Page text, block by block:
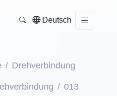
Deutsch
Drehverbindung
013